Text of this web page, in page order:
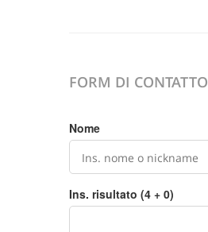
FORM DI CONTATTO
Nome
Ins. risultato (4 + 0)